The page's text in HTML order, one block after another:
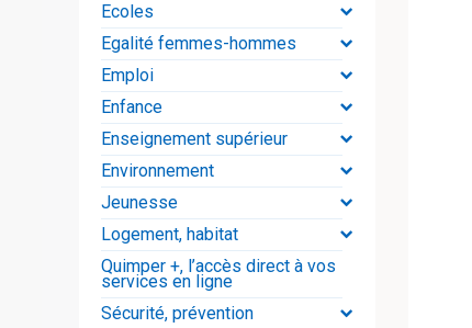
Ecoles
Egalité femmes-hommes
Emploi
Enfance
Enseignement supérieur
Environnement
Jeunesse
Logement, habitat
Quimper +, l’accès direct à vos
services en ligne
Sécurité, prévention